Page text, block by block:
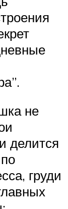
не
делится
груди